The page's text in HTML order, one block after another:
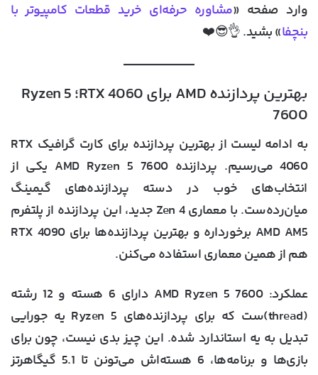
وارد صفحه «مشاوره حرفه‌ای خرید قطعات کامپیوتر با
بنچفا» بشید. 👌😎❤️
بهترین پردازنده AMD برای RTX 4060؛ Ryzen 5
7600
به ادامه لیست از
بهترین پردازنده برای کارت گرافیک RTX
4060
می‌رسیم. پردازنده AMD Ryzen 5 7600 یکی از
انتخاب‌های خوب در دسته‌ پردازنده‌های گیمینگ
میان‌رده‌ست. با معماری Zen 4 جدید، این پردازنده از پلتفرم
AMD AM5 برخورداره و بهترین پردازنده‌ها برای RTX 4090
هم از همین معماری استفاده می‌کنن.
عملکرد
: AMD Ryzen 5 7600 دارای 6 هسته و 12 رشته
(thread)ست که برای پردازنده‌های Ryzen 5 یه جورایی
تبدیل به یه استاندارد شده. این چیز بدی نیست، چون برای
بازی‌ها و برنامه‌ها، 6 هسته‌اش می‌تونن تا 5.1 گیگاهرتز